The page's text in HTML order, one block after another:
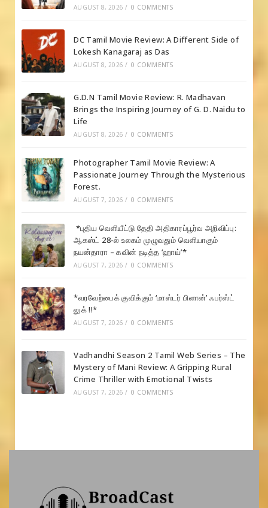
AUGUST 8, 2026 / 0 COMMENTS
DC Tamil Movie Review: A Different Side of
Lokesh Kanagaraj as Das
AUGUST 8, 2026 / 0 COMMENTS
G.D.N Tamil Movie Review: R. Madhavan
Brings the Inspiring Journey of G. D. Naidu to
Life
AUGUST 8, 2026 / 0 COMMENTS
Photographer Tamil Movie Review: A
Passionate Journey Through the Mysterious
Forest.
AUGUST 7, 2026 / 0 COMMENTS
*புதிய வெளியீட்டு தேதி அதிகாரப்பூர்வ அறிவிப்பு:
ஆகஸ்ட் 28-ல் உலகம் முழுவதும் வெளியாகும்
நயன்தாரா – கவின் நடித்த ‘ஹாய்’*
AUGUST 7, 2026 / 0 COMMENTS
*வரவேற்பைக் குவிக்கும் ‘மாஸ்டர் பிளான்’ ஃபர்ஸ்ட்
லுக் !!*
AUGUST 7, 2026 / 0 COMMENTS
Vadhandhi Season 2 Tamil Web Series – The
Mystery of Mani Review: A Gripping Rural
Crime Thriller with Emotional Twists
AUGUST 7, 2026 / 0 COMMENTS